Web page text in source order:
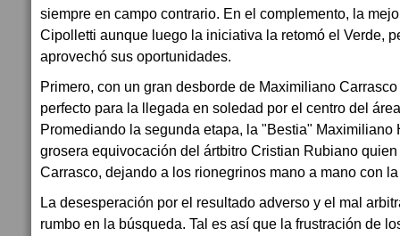
siempre en campo contrario. En el complemento, la
Cipolletti aunque luego la iniciativa la retomó el Verde,
aprovechó sus oportunidades.
Primero, con un gran desborde de Maximiliano
perfecto para la llegada en soledad por el centro del
Promediando la segunda etapa, la "Bestia" Maximiliano
grosera equivocación del ártbitro Cristian Rubiano
Carrasco, dejando a los rionegrinos mano a mano con
La desesperación por el resultado adverso y el mal
rumbo en la búsqueda. Tal es así que la frustración de